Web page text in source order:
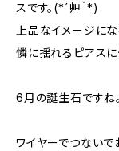
スです。(*´艸｀*)
上品なイメージにな
憐に揺れるピアスに
6月の誕生石ですね
ワイヤーでつないで